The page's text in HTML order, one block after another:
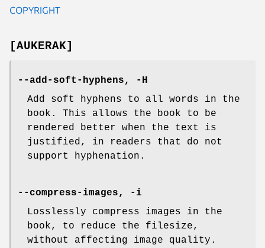
COPYRIGHT
[AUKERAK]
--add-soft-hyphens, -H
Add soft hyphens to all words in the
book. This allows the book to be
rendered better when the text is
justified, in readers that do not
support hyphenation.
--compress-images, -i
Losslessly compress images in the
book, to reduce the filesize,
without affecting image quality.